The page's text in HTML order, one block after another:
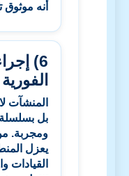
أنه موثوق
6)
الفورية
المنشآت
بل
ومجربة.
يعزل
القيادات